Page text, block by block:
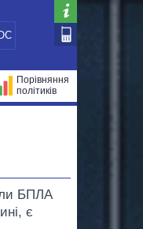
Порівняння
політиків
БПЛА
є